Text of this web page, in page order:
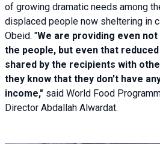
of growing dramatic needs among
displaced people now sheltering in
Obeid. "We are providing even
the people, but even that
shared by the recipients with
they know that they don't have
income," said World Food
Director Abdallah Alwardat.